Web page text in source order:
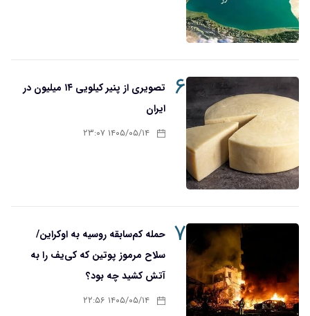
۶
تصویری از پنیر کیلویی ۱۴ میلیون در
ایران
۱۴۰۵/۰۵/۱۴ ۲۳:۰۷
۷ حمله کم‌سابقه روسیه به اوکراین/
سلاح مرموز پوتین که کی‌یف را به
آتش کشید چه بود؟
۱۴۰۵/۰۵/۱۴ ۲۲:۵۶